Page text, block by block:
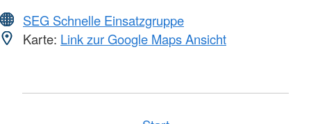
SEG Schnelle Einsatzgruppe
Karte: Link zur Google Maps Ansicht